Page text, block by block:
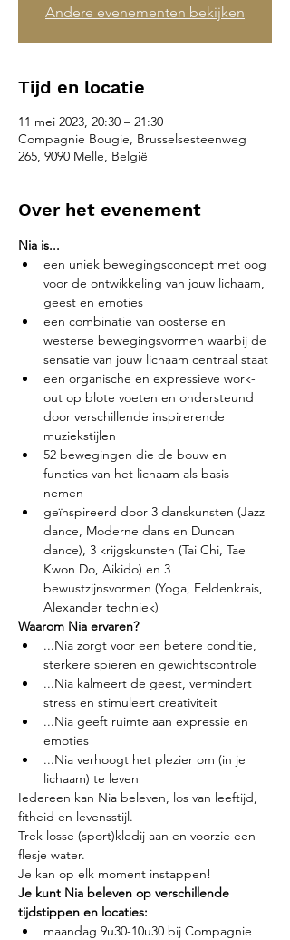
Andere evenementen bekijken
Tijd en locatie
11 mei 2023, 20:30 – 21:30
Compagnie Bougie, Brusselsesteenweg
265, 9090 Melle, België
Over het evenement
Nia is...
een uniek bewegingsconcept met oog
voor de ontwikkeling van jouw lichaam,
geest en emoties
een combinatie van oosterse en
westerse bewegingsvormen waarbij de
sensatie van jouw lichaam centraal staat
een organische en expressieve work-
out op blote voeten en ondersteund
door verschillende inspirerende
muziekstijlen
52 bewegingen die de bouw en
functies van het lichaam als basis
nemen
geïnspireerd door 3 danskunsten (Jazz
dance, Moderne dans en Duncan
dance), 3 krijgskunsten (Tai Chi, Tae
Kwon Do, Aikido) en 3
bewustzijnsvormen (Yoga, Feldenkrais,
Alexander techniek)
Waarom Nia ervaren?
...Nia zorgt voor een betere conditie,
sterkere spieren en gewichtscontrole
...Nia kalmeert de geest, vermindert
stress en stimuleert creativiteit
...Nia geeft ruimte aan expressie en
emoties
...Nia verhoogt het plezier om (in je
lichaam) te leven
Iedereen kan Nia beleven, los van leeftijd,
fitheid en levensstijl.
Trek losse (sport)kledij aan en voorzie een
flesje water.
Je kan op elk moment instappen!
Je kunt Nia beleven op verschillende
tijdstippen en locaties:
maandag 9u30-10u30 bij Compagnie